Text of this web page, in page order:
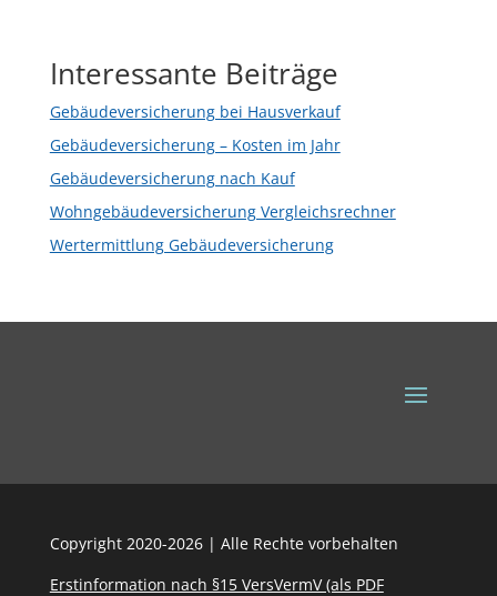
Interessante Beiträge
Gebäudeversicherung bei Hausverkauf
Gebäudeversicherung – Kosten im Jahr
Gebäudeversicherung nach Kauf
Wohngebäudeversicherung Vergleichsrechner
Wertermittlung Gebäudeversicherung
Copyright 2020-2026 | Alle Rechte vorbehalten
Erstinformation nach §15 VersVermV (als PDF